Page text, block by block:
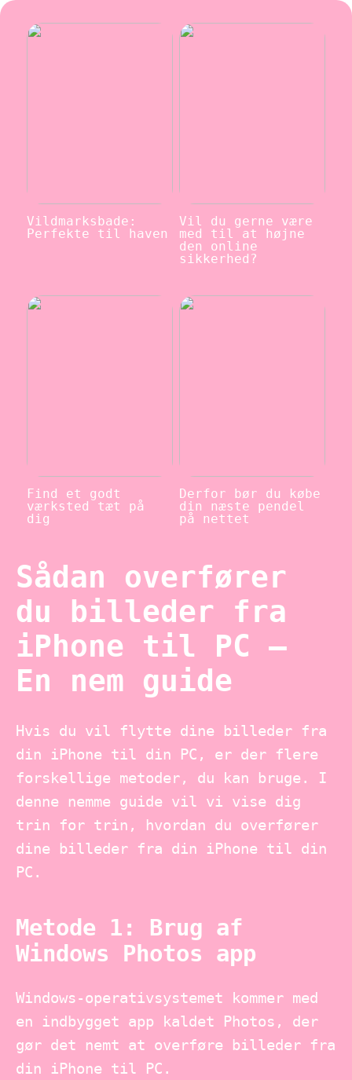
Vildmarksbade:
Perfekte til haven
Vil du gerne være
med til at højne
den online
sikkerhed?
Find et godt
værksted tæt på
dig
Derfor bør du købe
din næste pendel
på nettet
Sådan overfører
du billeder fra
iPhone til PC –
En nem guide
Hvis du vil flytte dine billeder fra
din iPhone til din PC, er der flere
forskellige metoder, du kan bruge. I
denne nemme guide vil vi vise dig
trin for trin, hvordan du overfører
dine billeder fra din iPhone til din
PC.
Metode 1: Brug af
Windows Photos app
Windows-operativsystemet kommer med
en indbygget app kaldet Photos, der
gør det nemt at overføre billeder fra
din iPhone til PC.